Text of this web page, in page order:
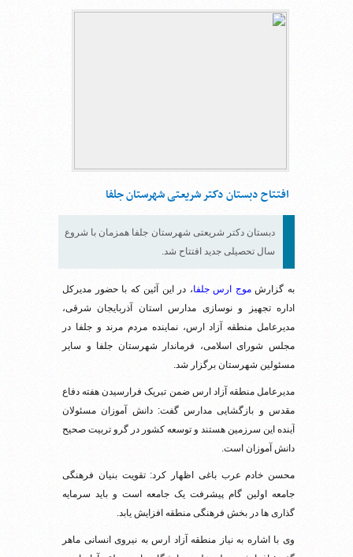
افتتاح دبستان دکتر شریعتی شهرستان جلفا
دبستان دکتر شریعتی شهرستان جلفا همزمان با شروع
سال تحصیلی جدید افتتاح شد.
به گزارشموج ارس جلفا، در این آئین که با حضور مدیرکل
اداره تجهیز و نوسازی مدارس استان آذربایجان شرقی،
مدیرعامل منطقه آزاد ارس، نماینده مردم مرند و جلفا در
مجلس شورای اسلامی، فرماندار شهرستان جلفا و سایر
مسئولین شهرستان برگزار شد.
مدیرعامل منطقه آزاد ارس ضمن تبریک فرارسیدن هفته دفاع
مقدس و بازگشایی مدارس گفت: دانش آموزان مسئولان
آینده این سرزمین هستند و توسعه کشور در گرو تربیت صحیح
دانش آموزان است.
محسن خادم عرب باغی اظهار کرد: تقویت بنیان فرهنگی
جامعه اولین گام پیشرفت یک جامعه است و باید سرمایه
گذاری ها در بخش فرهنگی منطقه افزایش یابد.
وی با اشاره به نیاز منطقه آزاد ارس به نیروی انسانی ماهر